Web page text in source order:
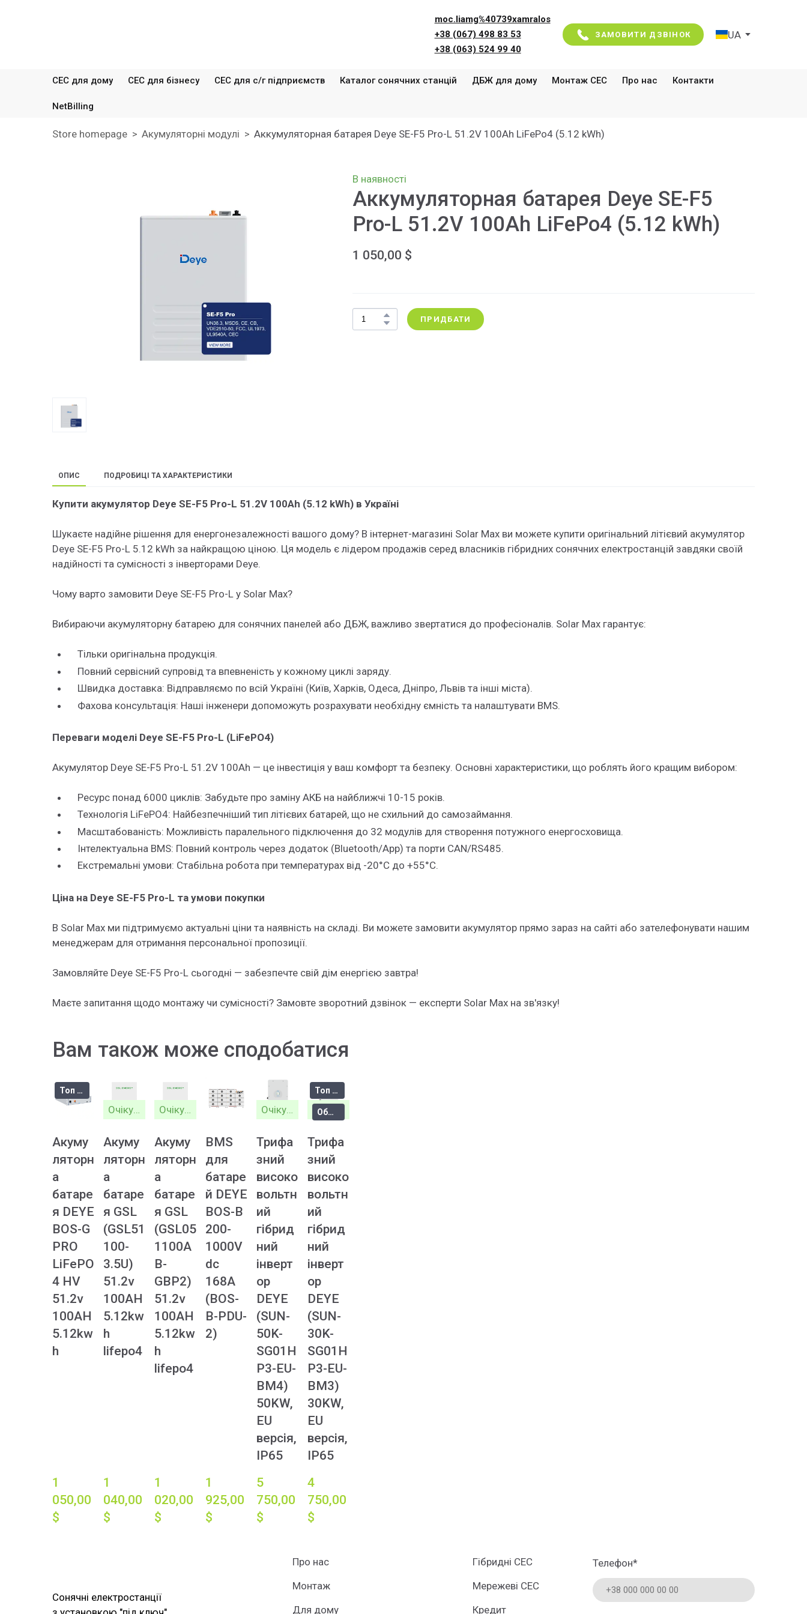
moc.liamg%40739xamralos
+38 (067) 498 83 53
+38 (063) 524 99 40
ЗАМОВИТИ ДЗВІНОК UA
СЕС для дому СЕС для бізнесу СЕС для с/г підприємств Каталог сонячних станцій ДБЖ для дому Монтаж СЕС Про нас Контакти
NetBilling
Store homepage Акумуляторні модулі Аккумуляторная батарея Deye SE-F5 Pro-L 51.2V 100Ah LiFePo4 (5.12 kWh)
В наявності
Аккумуляторная батарея Deye SE-F5
Pro-L 51.2V 100Ah LiFePo4 (5.12 kWh)
1 050,00 $
ПРИДБАТИ
ОПИС ПОДРОБИЦІ ТА ХАРАКТЕРИСТИКИ
Купити акумулятор Deye SE-F5 Pro-L 51.2V 100Ah (5.12 kWh) в Україні
Шукаєте надійне рішення для енергонезалежності вашого дому? В інтернет-магазині Solar Max ви можете купити оригінальний літієвий акумулятор
Deye SE-F5 Pro-L 5.12 kWh за найкращою ціною. Ця модель є лідером продажів серед власників гібридних сонячних електростанцій завдяки своїй
надійності та сумісності з інверторами Deye.
Чому варто замовити Deye SE-F5 Pro-L у Solar Max?
Вибираючи акумуляторну батарею для сонячних панелей або ДБЖ, важливо звертатися до професіоналів. Solar Max гарантує:
Тільки оригінальна продукція.
Повний сервісний супровід та впевненість у кожному циклі заряду.
Швидка доставка: Відправляємо по всій Україні (Київ, Харків, Одеса, Дніпро, Львів та інші міста).
Фахова консультація: Наші інженери допоможуть розрахувати необхідну ємність та налаштувати BMS.
Переваги моделі Deye SE-F5 Pro-L (LiFePO4)
Акумулятор Deye SE-F5 Pro-L 51.2V 100Ah — це інвестиція у ваш комфорт та безпеку. Основні характеристики, що роблять його кращим вибором:
Ресурс понад 6000 циклів: Забудьте про заміну АКБ на найближчі 10-15 років.
Технологія LiFePO4: Найбезпечніший тип літієвих батарей, що не схильний до самозаймання.
Масштабованість: Можливість паралельного підключення до 32 модулів для створення потужного енергосховища.
Інтелектуальна BMS: Повний контроль через додаток (Bluetooth/App) та порти CAN/RS485.
Екстремальні умови: Стабільна робота при температурах від -20°C до +55°C.
Ціна на Deye SE-F5 Pro-L та умови покупки
В Solar Max ми підтримуємо актуальні ціни та наявність на складі. Ви можете замовити акумулятор прямо зараз на сайті або зателефонувати нашим
менеджерам для отримання персональної пропозиції.
Замовляйте Deye SE-F5 Pro-L сьогодні — забезпечте свій дім енергією завтра!
Маєте запитання щодо монтажу чи сумісності? Замовте зворотний дзвінок — експерти Solar Max на зв'язку!
Вам також може сподобатися
Топ продажів
Акуму
ляторн
а
батаре
я DEYE
BOS-G
PRO
LiFePO
4 HV
51.2v
100AH
5.12kw
h
1
050,00
$
Акуму
ляторн
а
батаре
я GSL
(GSL51
100-
3.5U)
51.2v
100AH
5.12kw
h
lifepo4
1
040,00
$
Акуму
ляторн
а
батаре
я GSL
(GSL05
1100A
B-
GBP2)
51.2v
100AH
5.12kw
h
lifepo4
1
020,00
$
BMS
для
батаре
й DEYE
BOS-B
200-
1000V
dc
168A
(BOS-
B-PDU-
2)
1
925,00
$
Трифа
зний
високо
вольтн
ий
гібрид
ний
інверт
ор
DEYE
(SUN-
50K-
SG01H
P3-EU-
BM4)
50KW,
EU
версія,
IP65
5
750,00
$
Топ продажів
Обмежене
Трифа
зний
високо
вольтн
ий
гібрид
ний
інверт
ор
DEYE
(SUN-
30K-
SG01H
P3-EU-
BM3)
30KW,
EU
версія,
IP65
4
750,00
$
Сонячні електростанції
Про нас
Монтаж
Для дому
Гібридні СЕС
Мережеві СЕС
Кредит
Телефон*